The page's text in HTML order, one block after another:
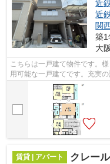
近
近
関
築1
大
こちらは一戸建て物件です。
用可能な一戸建てです。充実
物件です。この物件は月15万円
賃貸 | アパート クレー